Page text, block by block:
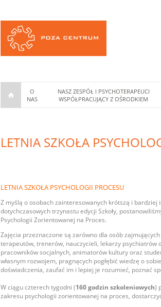
O
NAS
NASZ ZESPÓŁ I PSYCHOTERAPEUCI
WSPÓŁPRACUJĄCY Z OŚRODKIEM
LETNIA SZKOŁA
LETNIA SZKOŁA PSYCHOLOGII PROCESU
Z myślą o osobach zainteresowanych krótszą i
dotychczasowych trzynastu edycji Szkoły,
Psychologii Zorientowanej na Proces.
Zajęcia przeznaczone są zarówno dla osób
terapeutów, trenerów, nauczycieli, lekarzy psychiatrów
pracowników socjalnych, animatorów kultury oraz
własnym rozwojem, pragnących pogłębić wiedzę o
doświadczenia, zaufać im i lepiej je rozumieć, poznać
W ciągu czterech tygodni (160 godzin szkoleniowych)
zakresu psychologii zorientowanej na proces,